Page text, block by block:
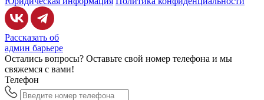
Рассказать об
админ барьере
Остались вопросы? Оставьте свой номер телефона и мы
свяжемся с вами!
Телефон